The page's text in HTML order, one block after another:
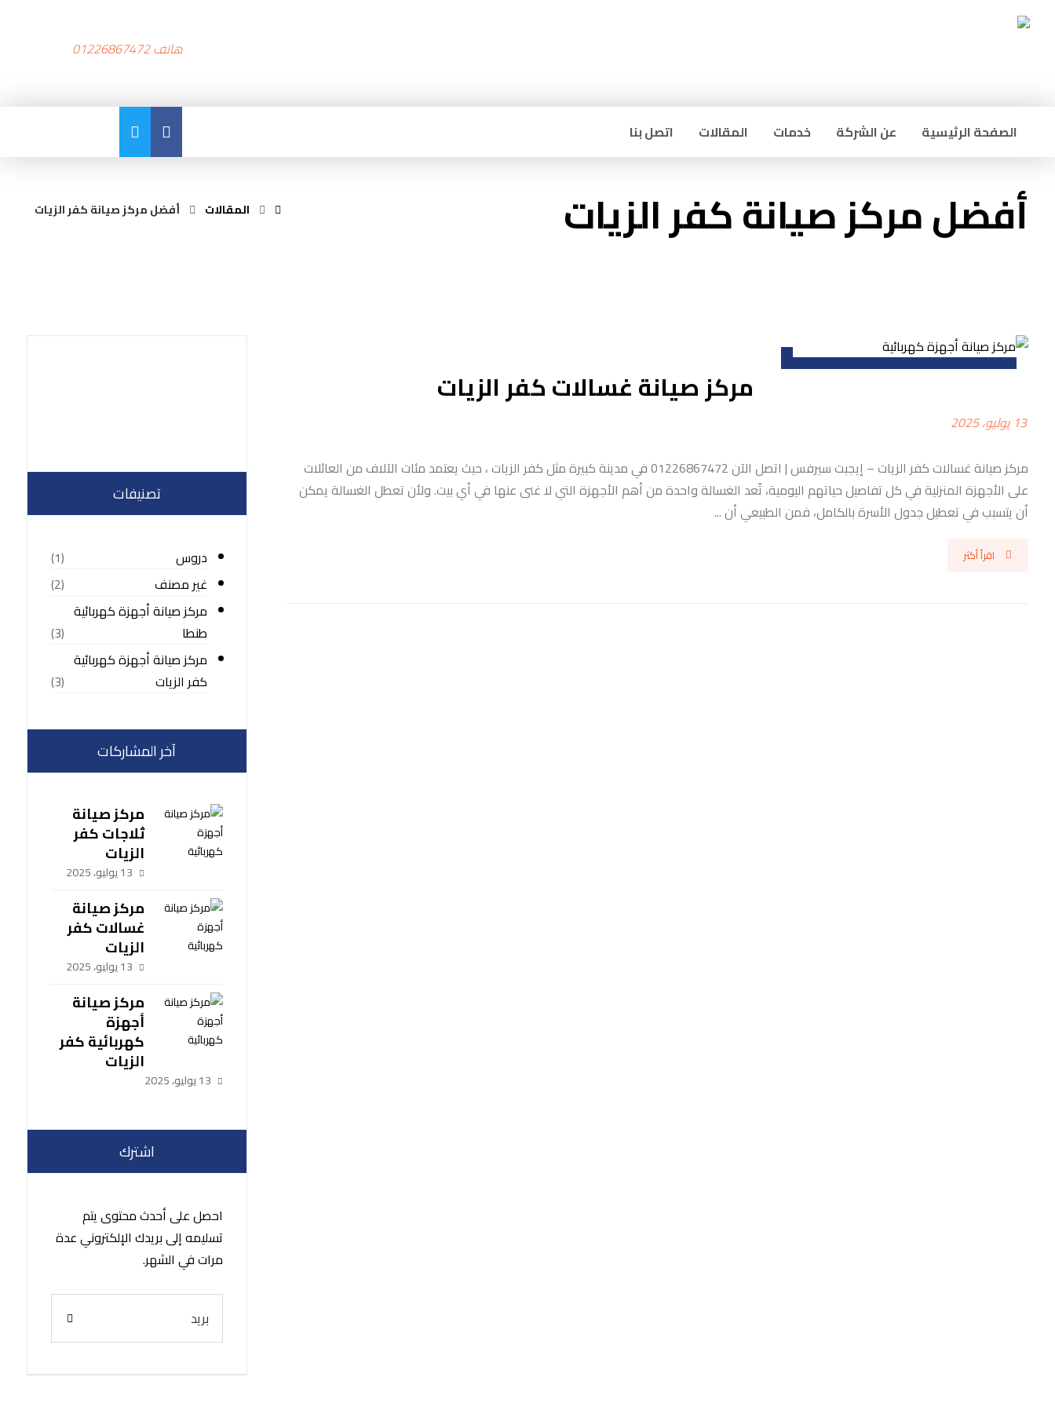
هاتف 01226867472
الصفحة الرئيسية عن الشركة خدمات المقالات اتصل بنا
أفضل مركز صيانة كفر الزيات المقالات أفضل مركز صيانة كفر الزيات
مركز صيانة غسالات كفر الزيات
13 يوليو، 2025
مركز صيانة غسالات كفر الزيات – إيجبت سيرفس | اتصل الآن 01226867472 في مدينة كبيرة مثل كفر الزيات ، حيث يعتمد مئات الآلاف من العائلات
على الأجهزة المنزلية في كل تفاصيل حياتهم اليومية، تُعد الغسالة واحدة من أهم الأجهزة التي لا غنى عنها في أي بيت. ولأن تعطل الغسالة يمكن
أن يتسبب في تعطيل جدول الأسرة بالكامل، فمن الطبيعي أن ...
اقرأ أكثر
تصنيفات
دروس
(1)
غير مصنف
(2)
مركز صيانة أجهزة كهربائية
طنطا
(3)
مركز صيانة أجهزة كهربائية
كفر الزيات
(3)
آخر المشاركات
مركز صيانة
ثلاجات كفر
الزيات
13 يوليو، 2025
مركز صيانة
غسالات كفر
الزيات
13 يوليو، 2025
مركز صيانة
أجهزة
كهربائية كفر
الزيات
13 يوليو، 2025
اشترك
احصل على أحدث محتوى يتم
تسليمه إلى بريدك الإلكتروني عدة
مرات في الشهر.